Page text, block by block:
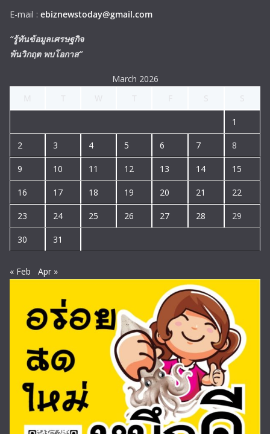
E-mail : ebiznewstoday@gmail.com
“รู้ทันข้อมูลเศรษฐกิจ
พ้นวิกฤต พบโอกาส”
March 2026
1
2 3 4 5 6 7 8
9 10 11 12 13 14 15
16 17 18 19 20 21 22
23 24 25 26 27 28 29
30 31
« Feb Apr »